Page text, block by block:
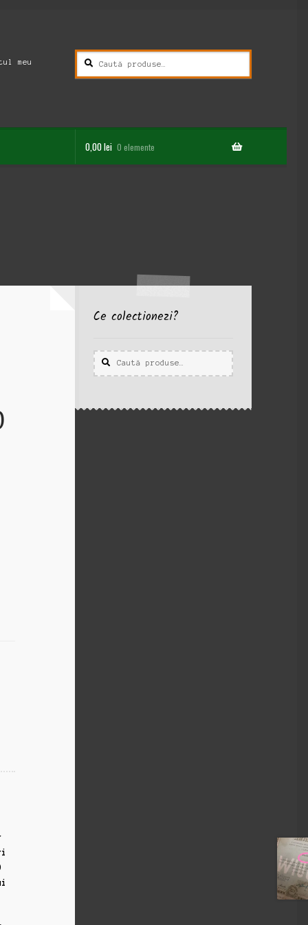
meu
Caută
după:
Caută
0,00lei 0 elemente
Ce colectionezi?
Caută
după:
Caută